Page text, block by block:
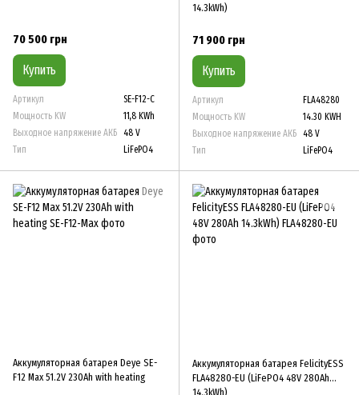
70 500 грн
Купить
Артикул
SE-F12-С
Мощность KW
11,8 KWh
Выходное напряжение АКБ 48 V
Тип
LiFePO4
14.3kWh)
71 900 грн
Купить
Артикул
FLA48280
Мощность KW
14.30 KWH
Выходное напряжение АКБ 48 V
Тип
LiFePO4
Аккумуляторная батарея Deye SE-
F12 Max 51.2V 230Ah with heating
Аккумуляторная батарея FelicityESS
FLA48280-EU (LiFePO4 48V 280Ah
14.3kWh)